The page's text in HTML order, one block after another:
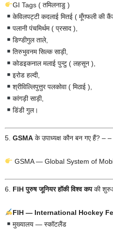
GI Tags ( तमिलनाडु )
केविलपट्टी कदलाई मितई ( मूँगफली की
पलानी पंचमिर्थम ( प्रसाद ),
डिण्डीगुल ताले,
तिरुभुवनम सिल्क साड़ी,
कोडइकनाल मलाई पुन्टु ( लहसून ),
इरोड हल्दी,
श्रीविल्लिपुत्तुर पलकोवा ( मिठाई ),
कांगड़ी साड़ी,
डिंडी गुल।
5. GSMA के उपाध्यक्ष कौन बन गए हैं? – –
GSMA — Global System of
6. FIH पुरुष जूनियर हॉकी विश्व कपकी
FIH — International Hockey
मुख्यालय — स्कॉटलैंड